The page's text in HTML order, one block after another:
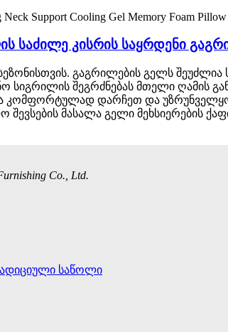
საძილე კისრის საყრდენი
გაგრილების გელს შეუძლია
სიგრილის შეგრძნებას მთელი ღამის
კომფორტულად დარჩეთ და
მასალა გელი მეხსიერების
Co., Ltd.
საწოლი